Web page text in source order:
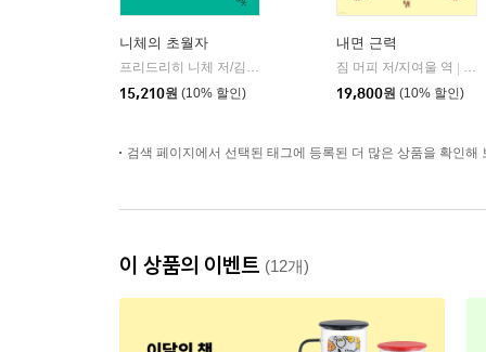
니체의 초월자
프리드리히 니체 저/김철 편역
15,210원 (10% 할인)
내면 근력
짐 머피 저/지여울 역
윌
19,800원 (10% 할인)
검색 페이지에서 선택된 태그에 등록된 더 많은 상품을 확인해
이 상품의 이벤트 (12개)